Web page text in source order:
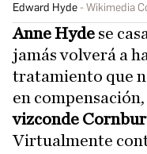
Edward Hyde Wikimedia
Anne Hyde se
jamás volverá a
tratamiento que
en
vizconde
Virtualmente